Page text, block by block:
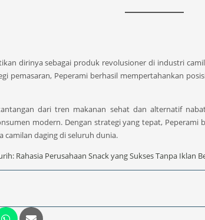
dirinya sebagai produk revolusioner di industri
pemasaran, Peperami berhasil mempertahankan
dari tren makanan sehat dan alternatif
modern. Dengan strategi yang tepat,
camilan daging di seluruh dunia.
Rahasia Perusahaan Snack yang Sukses Tanpa Iklan